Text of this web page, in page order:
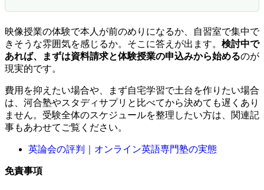
映像授業の体験で本人が前のめりになるか、自習室で集中で
きそうな雰囲気を感じるか。そこに答えが出ます。 検討中で
あれば、まずは資料請求と体験授業の申込みから始めるのが
現実的です。
費用を抑えたい場合や、まず自宅学習で土台を作りたい場合
は、河合塾やスタディサプリと比べてから決めても遅くあり
ません。受験全体のスケジュールを整理したい方は、関連記
事もあわせてご覧ください。
英論会の評判｜オンライン英語専門塾の実態
免責事項